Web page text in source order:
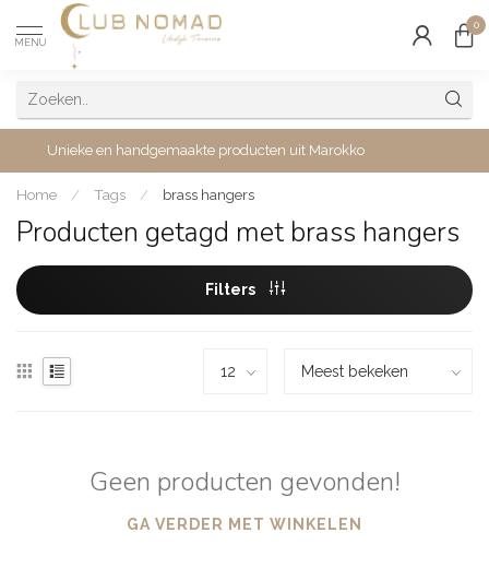
MENU
0
Unieke en handgemaakte producten uit Marokko
Home / Tags / brass hangers
Producten getagd met brass hangers
Filters
Geen producten gevonden!
GA VERDER MET WINKELEN